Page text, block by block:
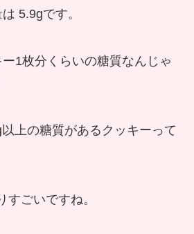
5.9gです。
1枚分くらいの糖質なんじゃ
上の糖質があるクッキーって
すごいですね。